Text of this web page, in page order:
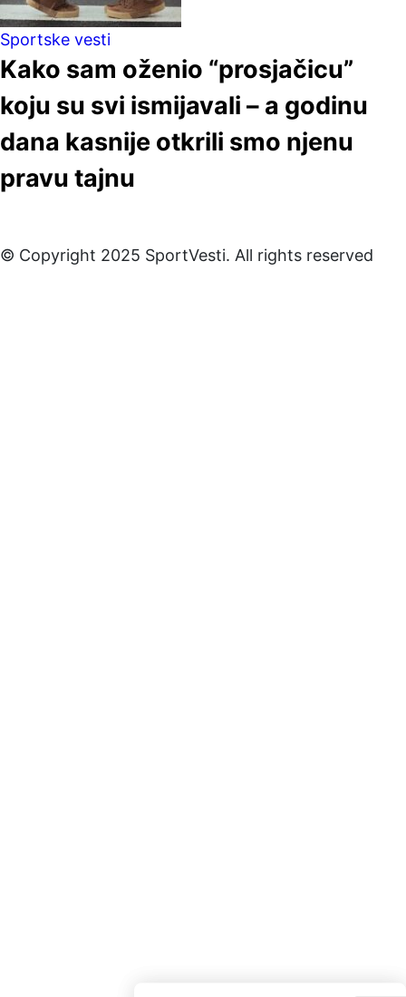
Sportske vesti
Kako sam oženio “prosjačicu”
koju su svi ismijavali – a godinu
dana kasnije otkrili smo njenu
pravu tajnu
© Copyright 2025 SportVesti. All rights reserved